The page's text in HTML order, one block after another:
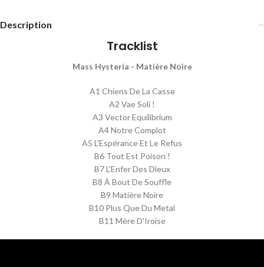
Description
Tracklist
Mass Hysteria - Matière Noire
A1 Chiens De La Casse
A2 Vae Soli !
A3 Vector Equilibrium
A4 Notre Complot
A5 L'Espérance Et Le Refus
B6 Tout Est Poison !
B7 L'Enfer Des Dieux
B8 À Bout De Souffle
B9 Matière Noire
B10 Plus Que Du Metal
B11 Mère D'Iroise